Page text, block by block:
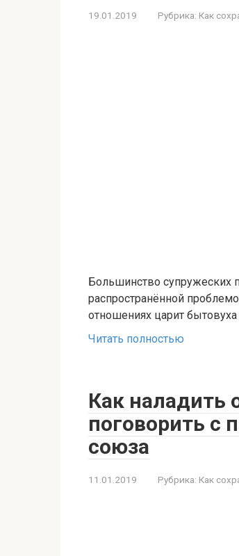
19.01.2019 Рубрика: Как
Большинство супружеских
распространённой
отношениях царит
Читать полностью
Как наладить
поговорить с
союза
11.01.2019 Рубрика: Как